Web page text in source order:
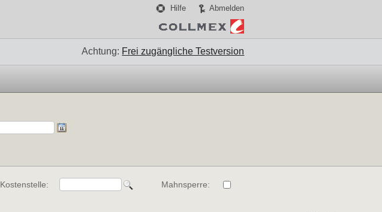
Hilfe Abmelden
Achtung: Frei zugängliche Testversion
Kostenstelle: Mahnsperre: